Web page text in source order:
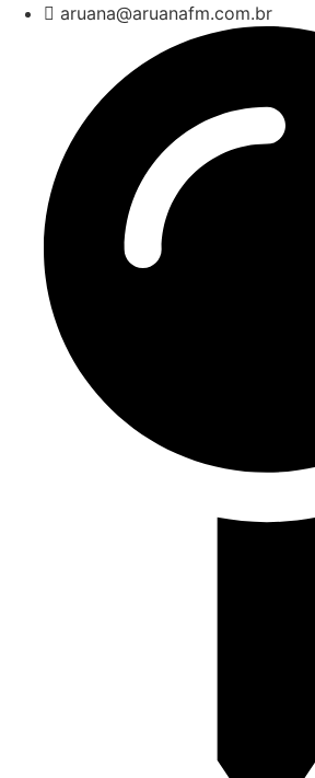
aruana@aruanafm.com.br